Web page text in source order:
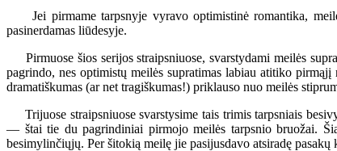
Jei pirmame tarpsnyje vyravo optimistinė romantika,
pasinerdamas liūdesyje.
Pirmuose šios serijos straipsniuose, svarstydami meilės
pagrindo, nes optimistų meilės supratimas labiau atitiko
dramatiškumas (ar net tragiškumas!) priklauso nuo meilės
Trijuose straipsniuose svarstysime tais trimis tarpsniais
— štai tie du pagrindiniai pirmojo meilės tarpsnio bruožai.
besimylinčiųjų. Per šitokią meilę jie pasijusdavo atsiradę